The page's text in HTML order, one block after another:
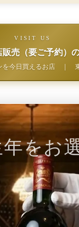
VISIT US
販売（要ご予約）
を今日買えるお店｜
をお